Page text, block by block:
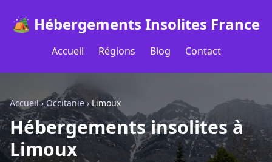
🏕️ Hébergements Insolites France
Accueil Régions Blog Contact
Accueil›Occitanie› Limoux
Hébergements insolites à
Limoux